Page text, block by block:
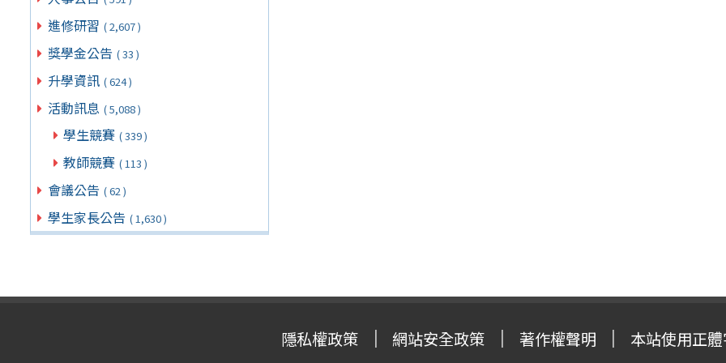
進修研習 ( 2,607 )
獎學金公告 ( 33 )
升學資訊 ( 624 )
活動訊息 ( 5,088 )
學生競賽 ( 339 )
教師競賽 ( 113 )
會議公告 ( 62 )
學生家長公告 ( 1,630 )
隱私權政策 網站安全政策 著作權聲明 本站使用正